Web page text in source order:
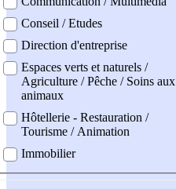
Conseil / Etudes
Direction d'entreprise
Espaces verts et naturels /
Agriculture / Pêche / Soins aux
animaux
Hôtellerie - Restauration /
Tourisme / Animation
Immobilier